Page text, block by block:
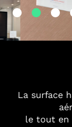
La surface
le tout en